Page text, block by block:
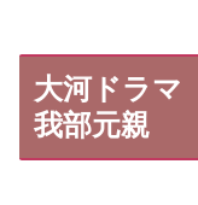
大河ドラマ
我部元親